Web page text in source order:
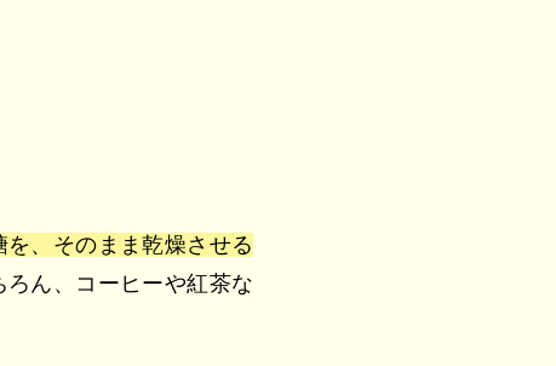
、そのまま乾燥させる
ん、コーヒーや紅茶な